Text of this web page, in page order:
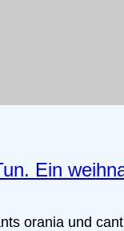
Ein
orania und